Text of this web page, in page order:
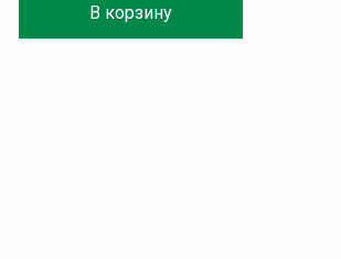
В корзину